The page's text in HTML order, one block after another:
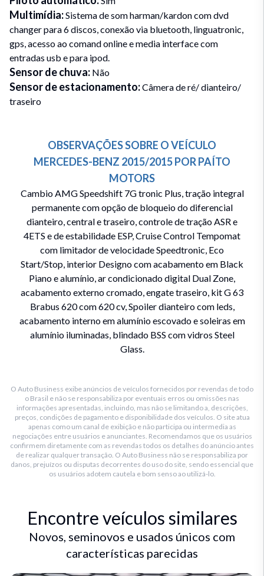
Multimídia:Sistema de som harman/kardon com dvd
changer para 6 discos, conexão via bluetooth, linguatronic,
gps, acesso ao comand online e media interface com
entradas usb e para ipod.
Sensor de chuva: Não
Sensor de estacionamento:Câmera de ré/ dianteiro/
traseiro
OBSERVAÇÕES SOBRE O VEÍCULO
MERCEDES-BENZ 2015/2015PORPAÍTO
MOTORS
Cambio AMG Speedshift 7G tronic Plus, tração integral
permanente com opção de bloqueio do diferencial
dianteiro, central e traseiro, controle de tração ASR e
4ETS e de estabilidade ESP, Cruise Control Tempomat
com limitador de velocidade Speedtronic, Eco
Start/Stop, interior Designo com acabamento em Black
Piano e alumínio, ar condicionado digital Dual Zone,
acabamento externo cromado, engate traseiro, kit G 63
Brabus 620 com 620 cv, Spoiler dianteiro com leds,
acabamento interno em alumínio escovado e soleiras em
alumínio iluminadas, blindado BSS com vidros Steel
Glass.
O Auto Business exibe anúncios de veículos fornecidos por revendas de todo
o Brasil e não se responsabiliza por eventuais erros ou omissões nas
informações apresentadas, incluindo, mas não se limitando a, descrições,
preços, condições de pagamento e disponibilidade dos veículos. O site atua
apenas como um canal de exibição e não participa ou intermedia as
negociações entre usuários e anunciantes. Recomendamos que os usuários
confirmem diretamente com as revendas todos os detalhes do anúncio antes
de realizar qualquer transação. O Auto Business não se responsabiliza por
danos, prejuízos ou disputas decorrentes do uso do site, sendo essencial que
os usuários adotem cautela e bom senso ao utilizá-lo.
Encontre veículos similares
Novos, seminovos e usados únicos com
características parecidas